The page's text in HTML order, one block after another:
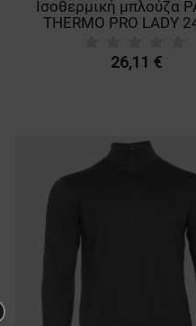
Ισοθερμική μπλούζα
THERMO PRO LADY
26,11 €